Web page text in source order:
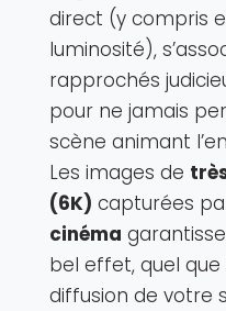
direct (y compris
luminosité),
rapprochés
pour ne jamais
scène animant
Les images de
(6K) capturées
cinéma
bel effet, quel
diffusion de votre